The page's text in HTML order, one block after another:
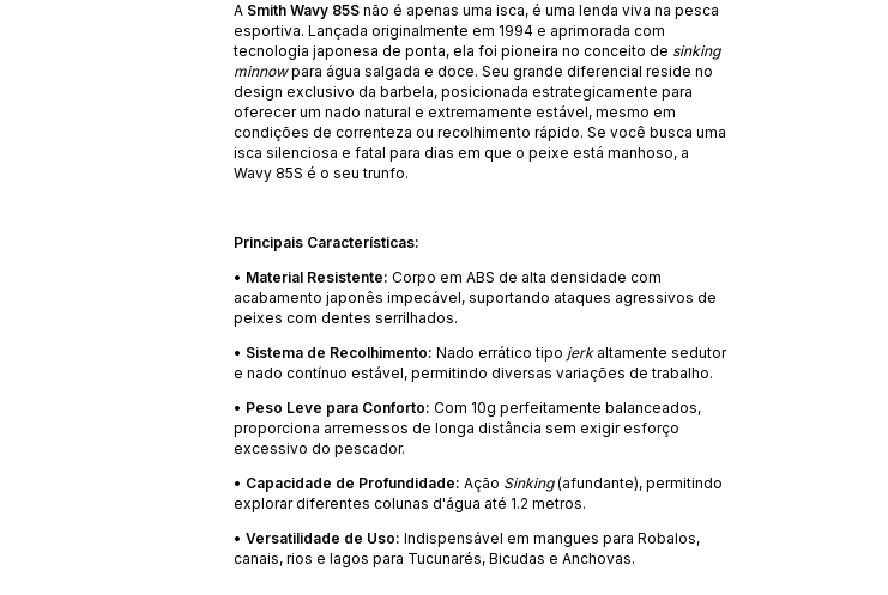
A Smith Wavy 85S não é apenas uma isca, é uma lenda viva na pesca
esportiva. Lançada originalmente em 1994 e aprimorada com
tecnologia japonesa de ponta, ela foi pioneira no conceito de sinking
minnowpara água salgada e doce. Seu grande diferencial reside no
design exclusivo da barbela, posicionada estrategicamente para
oferecer um nado natural e extremamente estável, mesmo em
condições de correnteza ou recolhimento rápido. Se você busca uma
isca silenciosa e fatal para dias em que o peixe está manhoso, a
Wavy 85S é o seu trunfo.
Principais Características:
• Material Resistente: Corpo em ABS de alta densidade com
acabamento japonês impecável, suportando ataques agressivos de
peixes com dentes serrilhados.
• Sistema de Recolhimento: Nado errático tipo jerkaltamente sedutor
e nado contínuo estável, permitindo diversas variações de trabalho.
• Peso Leve para Conforto: Com 10g perfeitamente balanceados,
proporciona arremessos de longa distância sem exigir esforço
excessivo do pescador.
• Capacidade de Profundidade: Ação Sinking(afundante), permitindo
explorar diferentes colunas d'água até 1.2 metros.
• Versatilidade de Uso: Indispensável em mangues para Robalos,
canais, rios e lagos para Tucunarés, Bicudas e Anchovas.